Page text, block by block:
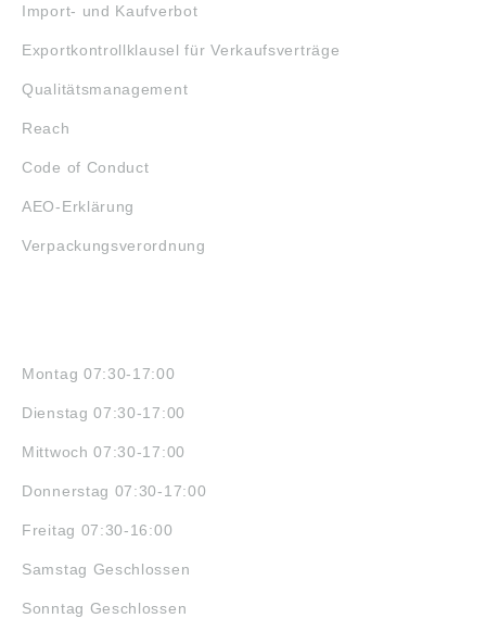
Import- und Kaufverbot
Exportkontrollklausel für Verkaufsverträge
Qualitätsmanagement
Reach
Code of Conduct
AEO-Erklärung
Verpackungsverordnung
Montag 07:30-17:00
Dienstag 07:30-17:00
Mittwoch 07:30-17:00
Donnerstag 07:30-17:00
Freitag 07:30-16:00
Samstag Geschlossen
Sonntag Geschlossen